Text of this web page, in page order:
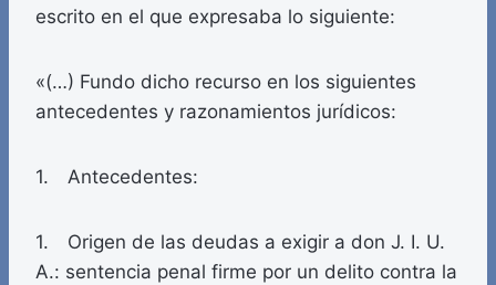
escrito en el que expresaba lo siguiente:
«(…) Fundo dicho recurso en los siguientes
antecedentes y razonamientos jurídicos:
1. Antecedentes:
1. Origen de las deudas a exigir a don J. I. U.
A.: sentencia penal firme por un delito contra la